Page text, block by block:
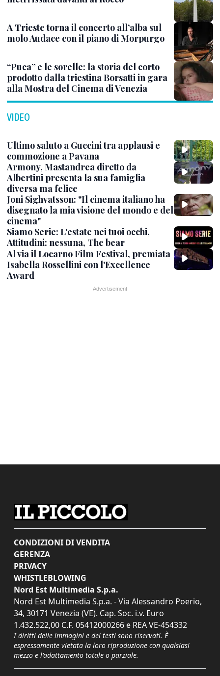
A Trieste torna il concerto all’alba sul
molo Audace con il piano di Morpurgo
“Puca” e le sorelle: la storia del corto
prodotto dalla triestina Borsatti in gara
alla Mostra del Cinema di Venezia
VIDEO
Ultimo saluto a Guccini tra applausi e
commozione a Pavana
Armony, Mastandrea diretto da
Albertini presenta la sua famiglia
diversa ma felice
Joni Sighvatsson: "Il cinema italiano ha
disegnato la mia visione del mondo e del
cinema"
Siamo Serie: L'estate nei tuoi occhi,
Attitudini: nessuna, The bear
Al via il Locarno Film Festival, premiata
Isabella Rossellini con l'Excellence
Award
CONDIZIONI DI VENDITA
GERENZA
PRIVACY
WHISTLEBLOWING
Nord Est Multimedia S.p.a.
Nord Est Multimedia S.p.a. - Via Alessandro Poerio,
34, 30171 Venezia (VE). Cap. Soc. i.v. Euro
1.432.522,00 C.F. 05412000266 e REA VE-454332
I diritti delle immagini e dei testi sono riservati. È
espressamente vietata la loro riproduzione con qualsiasi
mezzo e l'adattamento totale o parziale.